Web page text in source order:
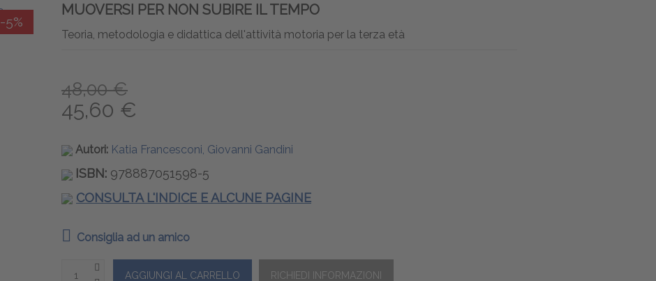
-5%
MUOVERSI PER NON SUBIRE IL TEMPO
Teoria, metodologia e didattica dell'attività motoria per la terza età
48,00 €
45,60 €
Autori: Katia Francesconi, Giovanni Gandini
ISBN: 978887051598-5
CONSULTA L'INDICE E ALCUNE PAGINE
Consiglia ad un amico